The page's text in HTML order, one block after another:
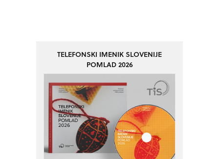
TELEFONSKI IMENIK SLOVENIJE
POMLAD 2026